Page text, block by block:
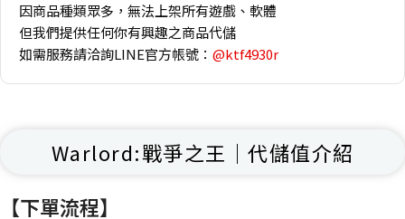
因商品種類眾多，無法上架所有遊戲、軟體
但我們提供任何你有興趣之商品代儲
如需服務請洽詢LINE官方帳號： @ktf4930r
Warlord:戰爭之王｜代儲值介紹
【下單流程】